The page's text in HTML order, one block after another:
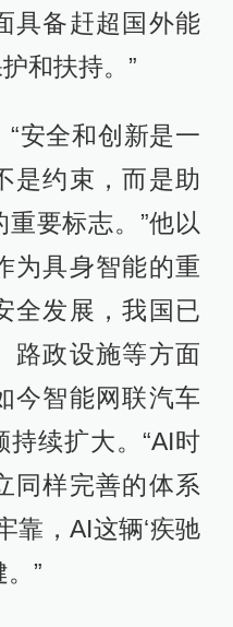
具备赶超国外能
和扶持。”
安全和创新是一
是约束，而是助
要标志。”他以
为具身智能的重
全发展，我国已
路政设施等方面
今智能网联汽车
续扩大。“AI时
同样完善的体系
靠，AI这辆‘疾驰
”